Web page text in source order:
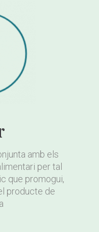
amb els
per tal
que promogui,
producte de